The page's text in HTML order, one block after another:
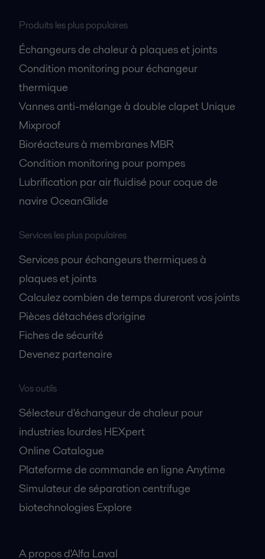
Produits les plus populaires
Échangeurs de chaleur à plaques et joints
Condition monitoring pour échangeur
thermique
Vannes anti-mélange à double clapet Unique
Mixproof
Bioréacteurs à membranes MBR
Condition monitoring pour pompes
Lubrification par air fluidisé pour coque de
navire OceanGlide
Services les plus populaires
Services pour échangeurs thermiques à
plaques et joints
Calculez combien de temps dureront vos joints
Pièces détachées d'origine
Fiches de sécurité
Devenez partenaire
Vos outils
Sélecteur d'échangeur de chaleur pour
industries lourdes HEXpert
Online Catalogue
Plateforme de commande en ligne Anytime
Simulateur de séparation centrifuge
biotechnologies Explore
A propos d'Alfa Laval